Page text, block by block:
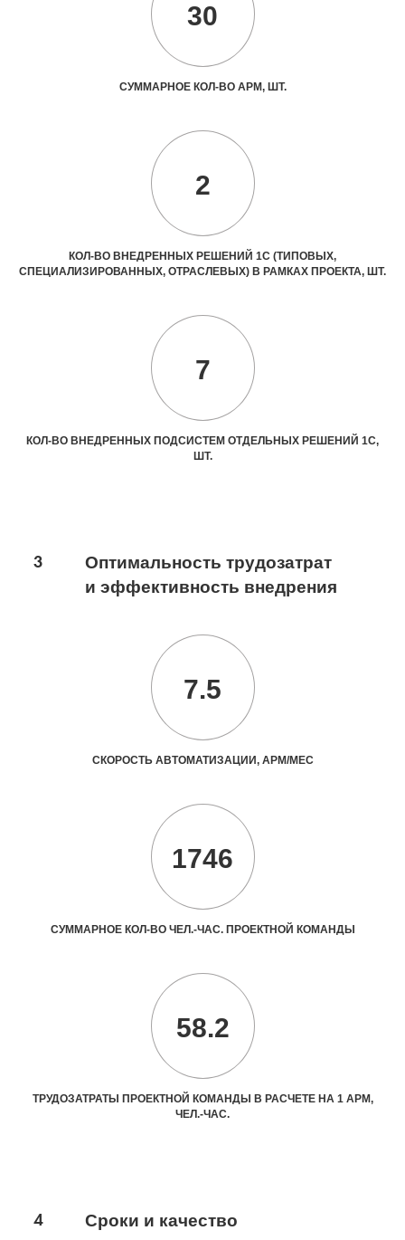
30
СУММАРНОЕ КОЛ-ВО АРМ, ШТ.
2
КОЛ-ВО ВНЕДРЕННЫХ РЕШЕНИЙ 1С (ТИПОВЫХ,
СПЕЦИАЛИЗИРОВАННЫХ, ОТРАСЛЕВЫХ) В РАМКАХ ПРОЕКТА, ШТ.
7
КОЛ-ВО ВНЕДРЕННЫХ ПОДСИСТЕМ ОТДЕЛЬНЫХ РЕШЕНИЙ 1С,
ШТ.
3
Оптимальность трудозатрат
и эффективность внедрения
7.5
СКОРОСТЬ АВТОМАТИЗАЦИИ, АРМ/МЕС
1746
СУММАРНОЕ КОЛ-ВО ЧЕЛ.-ЧАС. ПРОЕКТНОЙ КОМАНДЫ
58.2
ТРУДОЗАТРАТЫ ПРОЕКТНОЙ КОМАНДЫ В РАСЧЕТЕ НА 1 АРМ,
ЧЕЛ.-ЧАС.
4 Сроки и качество